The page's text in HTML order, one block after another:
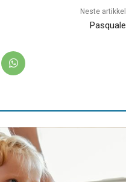
Neste artikkel
Pasquale